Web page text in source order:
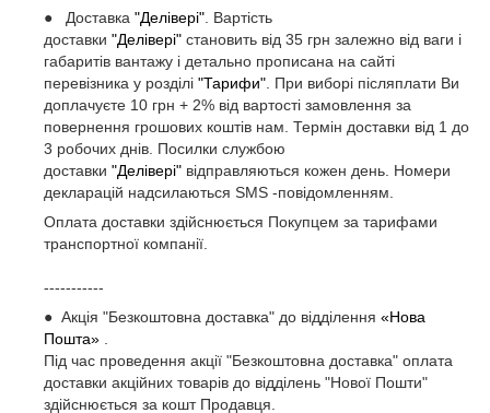
● Доставка "Делівері" . Вартість
доставки "Делівері" становить від 35 грн залежно від ваги і
габаритів вантажу і детально прописана на сайті
перевізника у розділі "Тарифи" . При виборі післяплати Ви
доплачуєте 10 грн + 2% від вартості замовлення за
повернення грошових коштів нам. Термін доставки від 1 до
3 робочих днів. Посилки службою
доставки "Делівері" відправляються кожен день. Номери
декларацій надсилаються SMS -повідомленням.
Оплата доставки здійснюється Покупцем за тарифами
транспортної компанії.
-----------
● Акція "Безкоштовна доставка" до відділення «Нова
Пошта»
Під час проведення акції "Безкоштовна доставка" оплата
доставки акційних товарів до відділень "Нової Пошти"
здійснюється за кошт Продавця.